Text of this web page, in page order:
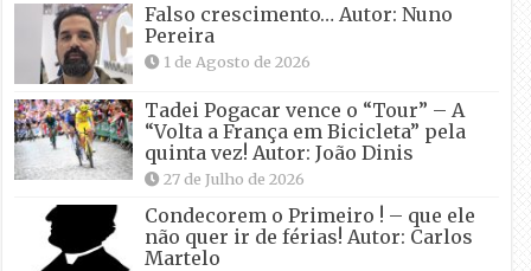
Falso crescimento… Autor: Nuno
Pereira
1 de Agosto de 2026
Tadei Pogacar vence o “Tour” – A
“Volta a França em Bicicleta” pela
quinta vez! Autor: João Dinis
27 de Julho de 2026
Condecorem o Primeiro ! – que ele
não quer ir de férias! Autor: Carlos
Martelo